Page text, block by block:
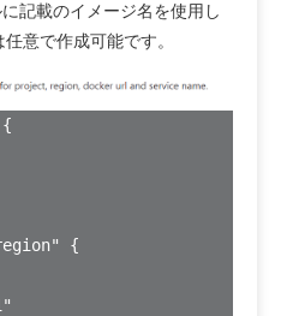
記載のイメージ名を使用し
意で作成可能です。
{
{